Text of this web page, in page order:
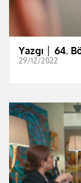
Yazgı │ 64.
29/12/2022